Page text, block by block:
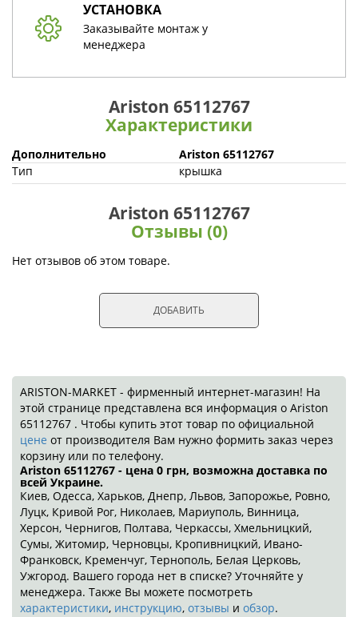
УСТАНОВКА
Заказывайте монтаж у
менеджера
Ariston 65112767
Характеристики
Дополнительно
Ariston 65112767
Тип
крышка
Ariston 65112767
Отзывы (0)
Нет отзывов об этом товаре.
ДОБАВИТЬ
ARISTON-MARKET - фирменный интернет-магазин! На
этой странице представлена вся информация о Ariston
65112767 . Чтобы купить этот товар по официальной
цене от производителя Вам нужно формить заказ через
корзину или по телефону.
Ariston 65112767 - цена 0 грн, возможна доставка по
всей Украине.
Киев, Одесса, Харьков, Днепр, Львов, Запорожье, Ровно,
Луцк, Кривой Рог, Николаев, Мариуполь, Винница,
Херсон, Чернигов, Полтава, Черкассы, Хмельницкий,
Сумы, Житомир, Черновцы, Кропивницкий, Ивано-
Франковск, Кременчуг, Тернополь, Белая Церковь,
Ужгород. Вашего города нет в списке? Уточняйте у
менеджера. Также Вы можете посмотреть
характеристики, инструкцию, отзывы и обзор.